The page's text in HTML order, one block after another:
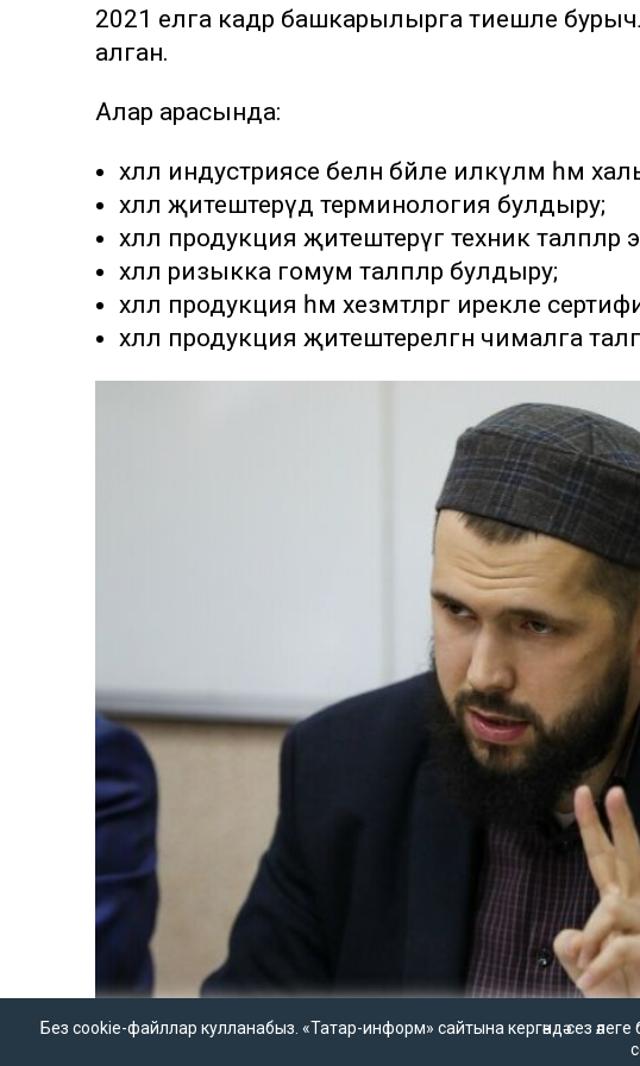
2021 елга кадәр башкарылырга тиешле
алган.
Алар арасында:
хәләл индустриясе белән бәйле илкүләм һәм
хәләл җитештерүдә терминология булдыру;
хәләл продукция җитештерүгә техник таләпләр
хәләл ризыкка гомум таләпләр булдыру;
хәләл продукция һәм хезмәтләргә ирекле
хәләл продукция җитештерелгән чималга
Без cookie-файллар кулланабыз. «Татар-информ» сайтына кергәндә сез әлеге